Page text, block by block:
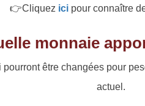
👉Cliquez icipour connaître
monnaie
être changées pour
actuel.